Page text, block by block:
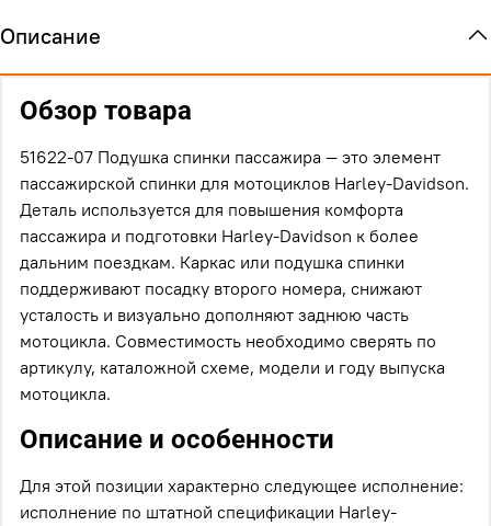
Описание
Обзор товара
51622-07 Подушка спинки пассажира — это элемент
пассажирской спинки для мотоциклов Harley-Davidson.
Деталь используется для повышения комфорта
пассажира и подготовки Harley-Davidson к более
дальним поездкам. Каркас или подушка спинки
поддерживают посадку второго номера, снижают
усталость и визуально дополняют заднюю часть
мотоцикла. Совместимость необходимо сверять по
артикулу, каталожной схеме, модели и году выпуска
мотоцикла.
Описание и особенности
Для этой позиции характерно следующее исполнение:
исполнение по штатной спецификации Harley-